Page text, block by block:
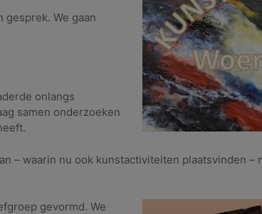
gesprek. We gaan
onlangs
samen onderzoeken
– waarin nu ook kunstactiviteiten plaatsvinden –
gevormd. We